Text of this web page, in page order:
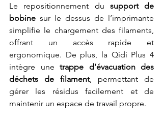
Le repositionnement du support de
bobine sur le dessus de l’imprimante
simplifie le chargement des filaments,
offrant un accès rapide et
ergonomique. De plus, la Qidi Plus 4
intègre une trappe d’évacuation des
déchets de filament, permettant de
gérer les résidus facilement et de
maintenir un espace de travail propre.